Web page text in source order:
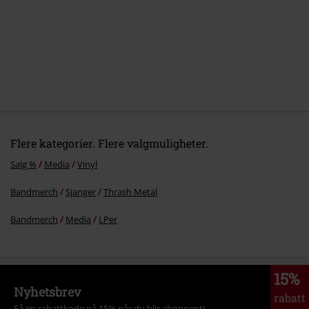
Flere kategorier. Flere valgmuligheter.
Salg % Media Vinyl
Bandmerch Sjanger Thrash Metal
Bandmerch Media LPer
15%
rabatt
Nyhetsbrev